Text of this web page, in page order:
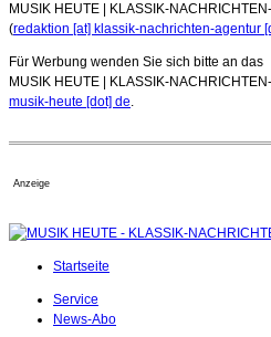
MUSIK HEUTE | KLASSIK-
(redaktion [at] klassik-nachrichten-agentur
Für Werbung wenden Sie sich bitte an das
MUSIK HEUTE | KLASSIK-
musik-heute [dot] de.
Anzeige
Startseite
Service
News-Abo